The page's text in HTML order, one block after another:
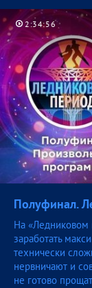
2:34:56
Полуфинал.
На «Ледниковом
заработать
технически
нервничают и
не готово